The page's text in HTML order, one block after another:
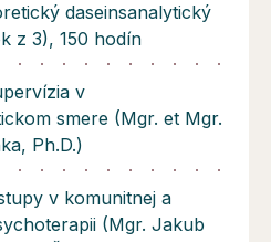
daseinsanalytický
z 3), 150 hodín
v
smere (Mgr. et Mgr.
Ph.D.)
v komunitnej a
(Mgr. Jakub